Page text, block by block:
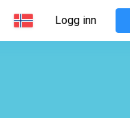
Logg inn